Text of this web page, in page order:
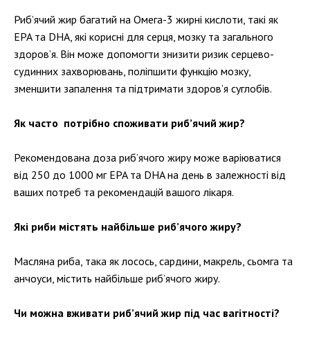
Риб’ячий жир багатий на Омега-3 жирні кислоти, такі як
EPA та DHA, які корисні для серця, мозку та загального
здоров’я. Він може допомогти знизити ризик серцево-
судинних захворювань, поліпшити функцію мозку,
зменшити запалення та підтримати здоров’я суглобів.
Як часто потрібно споживати риб’ячий жир?
Рекомендована доза риб’ячого жиру може варіюватися
від 250 до 1000 мг EPA та DHA на день в залежності від
ваших потреб та рекомендацій вашого лікаря.
Які риби містять найбільше риб’ячого жиру?
Масляна риба, така як лосось, сардини, макрель, сьомга та
анчоуси, містить найбільше риб’ячого жиру.
Чи можна вживати риб’ячий жир під час вагітності?